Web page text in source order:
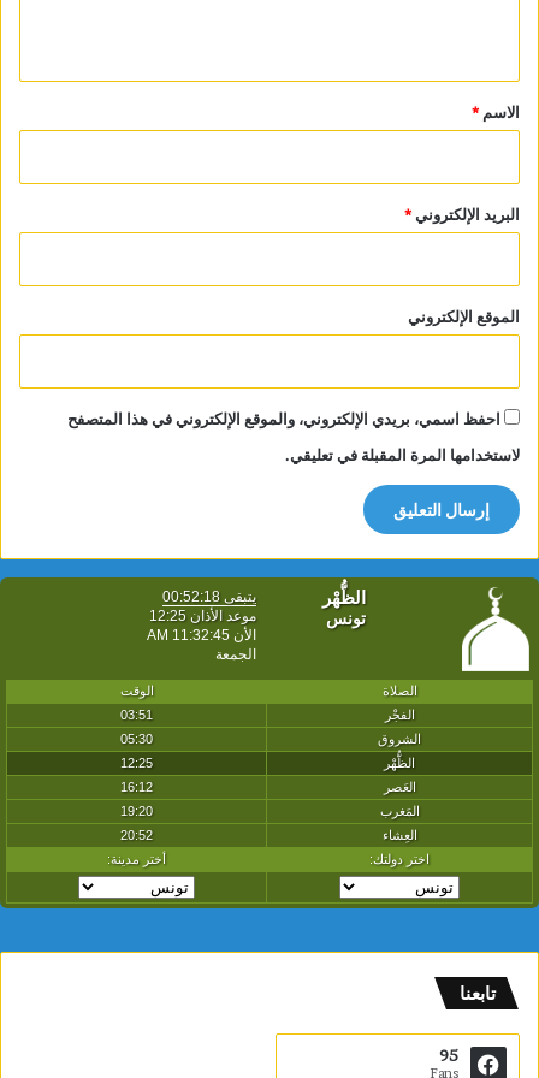
*
الاسم *
البريد الإلكتروني*
الموقع الإلكتروني
احفظ اسمي، بريدي الإلكتروني، والموقع الإلكتروني في هذا المتصفح
لاستخدامها المرة المقبلة في تعليقي.
تابعنا
95
Fans